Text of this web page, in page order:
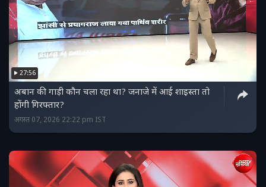
27:56
अबान की गाड़ी कौन चला रहा था? जनाजे में आई शाइस्ता तो
होंगी गिरफ्तार?
अगस्त 07, 2026 22:22 pm IST